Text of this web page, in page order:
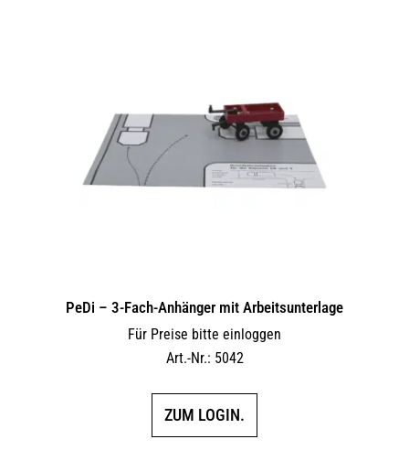
PeDi – 3-Fach-Anhänger mit Arbeitsunterlage
Für Preise bitte einloggen
Art.-Nr.: 5042
ZUM LOGIN.